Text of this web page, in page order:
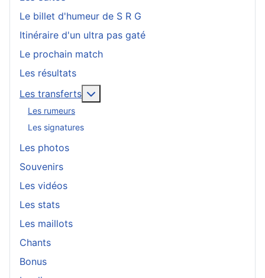
Le billet d'humeur de S R G
Itinéraire d'un ultra pas gaté
Le prochain match
Les résultats
Les transferts
Les rumeurs
Les signatures
Les photos
Souvenirs
Les vidéos
Les stats
Les maillots
Chants
Bonus